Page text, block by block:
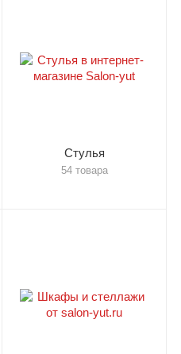
Стулья
54 товара